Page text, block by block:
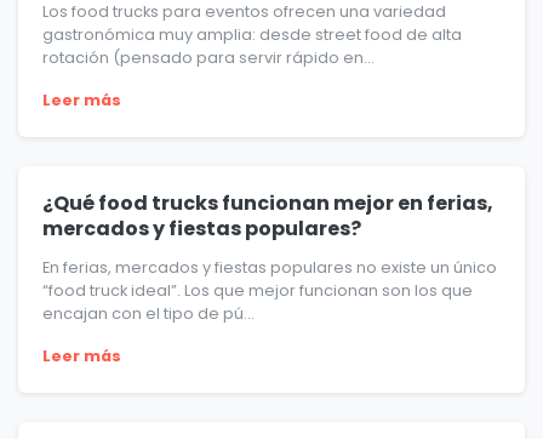
Los food trucks para eventos ofrecen una variedad
gastronómica muy amplia: desde street food de alta
rotación (pensado para servir rápido en...
Leer más
¿Qué food trucks funcionan mejor en ferias,
mercados y fiestas populares?
En ferias, mercados y fiestas populares no existe un único
“food truck ideal”. Los que mejor funcionan son los que
encajan con el tipo de pú...
Leer más